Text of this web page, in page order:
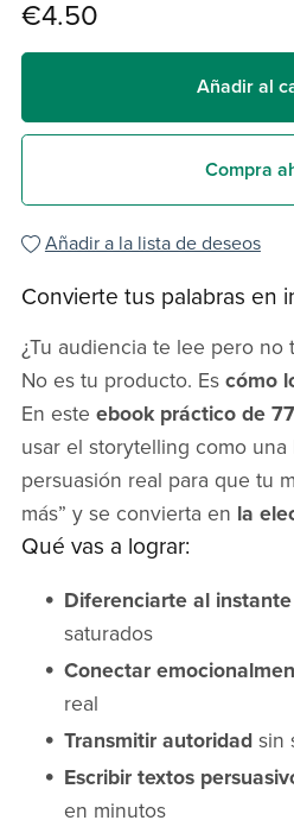
€4.50
Añadir al
Compra
Añadir a la lista de deseos
Convierte tus palabras en
¿Tu audiencia te lee pero no
No es tu producto. Es cómo
En este ebook práctico de
usar el storytelling como una
persuasión real para que tu
más” y se convierta en la
Qué vas a lograr:
Diferenciarte al instante
saturados
Conectar
real
Transmitir autoridad sin
Escribir textos
en minutos